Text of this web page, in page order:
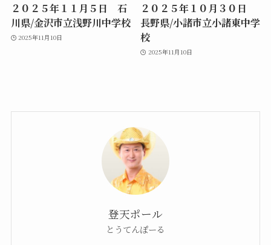
２０２５年１１月５日 石
川県/金沢市立浅野川中学校
2025年11月10日
２０２５年１０月３０日
長野県/小諸市立小諸東中学
校
2025年11月10日
登天ポール
とうてんぽーる